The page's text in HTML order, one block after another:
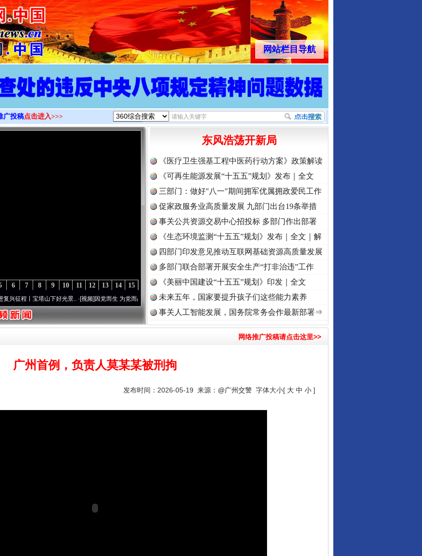
>
网站栏目导航
广投稿点击进入>>>
15
14
13
12
11
10
9
8
7
6
丨宝塔山下好光景..·[视频]因党而生 为党而战——百年“纪”事⑧加强纪律.. ·[视频]牢记初心使命 奋进复兴征程丨“转折之城”激荡..
东风浩荡开新局
《医疗卫生强基工程中医药行动方案》政策解读
《可再生能源发展“十五五”规划》发布｜全文
三部门：做好"八一"期间拥军优属拥政爱民工作
促家政服务业高质量发展 九部门出台19条举措
事关公共资源交易中心招投标 多部门作出部署
《生态环境监测“十五五”规划》发布｜全文｜解
读
四部门印发意见推动互联网基础资源高质量发展
多部门联合部署开展安全生产“打非治违”工作
《美丽中国建设“十五五”规划》印发｜全文
未来五年，国家要提升孩子们这些能力素养
事关人工智能发展，国务院常务会作最新部署⇒
网络推广投稿请点击这里>>
广州首例，负责人莫某某被刑拘
发布时间：2026-05-19 来源： @广州交警 字体大小[ 大 中 小 ]